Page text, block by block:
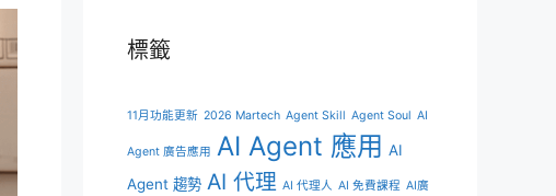
標籤
11月功能更新 2026 Martech Agent Skill Agent Soul AI
Agent 廣告應用 AI Agent 應用 AI
Agent 趨勢 AI 代理 AI 代理人 AI 免費課程 AI廣